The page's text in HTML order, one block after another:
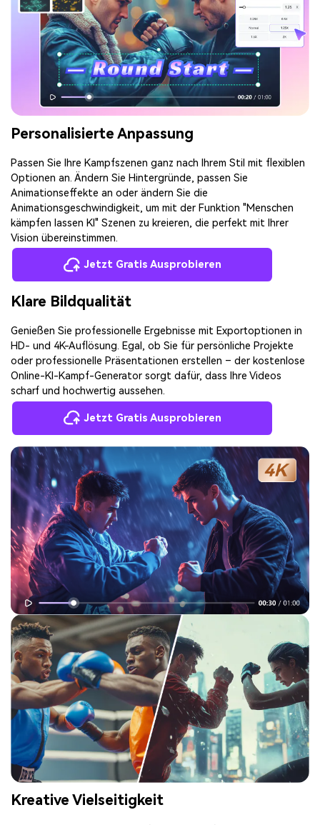
Personalisierte Anpassung
Passen Sie Ihre Kampfszenen ganz nach Ihrem Stil mit flexiblen
Optionen an. Ändern Sie Hintergründe, passen Sie
Animationseffekte an oder ändern Sie die
Animationsgeschwindigkeit, um mit der Funktion "Menschen
kämpfen lassen KI" Szenen zu kreieren, die perfekt mit Ihrer
Vision übereinstimmen.
Jetzt Gratis Ausprobieren
Klare Bildqualität
Genießen Sie professionelle Ergebnisse mit Exportoptionen in
HD- und 4K-Auflösung. Egal, ob Sie für persönliche Projekte
oder professionelle Präsentationen erstellen – der kostenlose
Online-KI-Kampf-Generator sorgt dafür, dass Ihre Videos
scharf und hochwertig aussehen.
Jetzt Gratis Ausprobieren
Kreative Vielseitigkeit